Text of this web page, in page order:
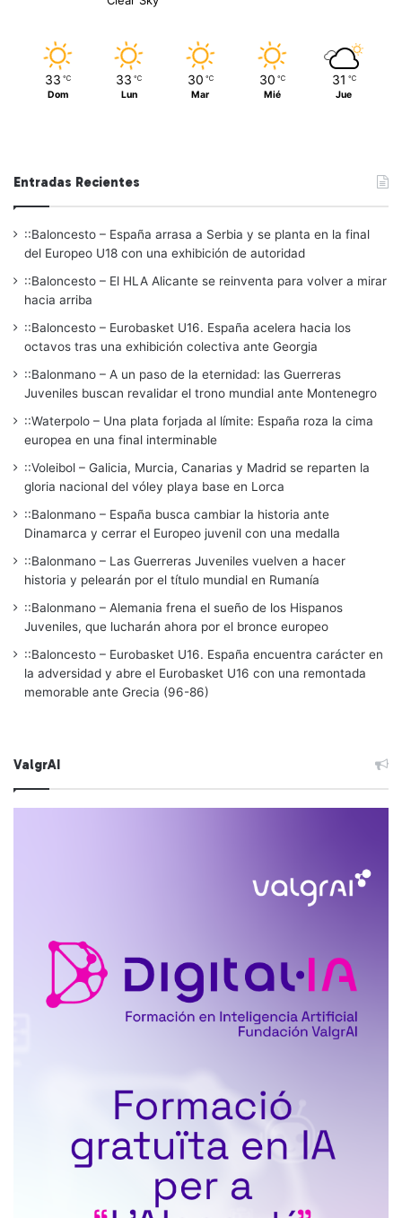
33 ℃
Dom
33 ℃
Lun
30 ℃
Mar
30 ℃
Mié
31 ℃
Jue
Entradas Recientes
::Baloncesto – España arrasa a Serbia y se planta en la final
del Europeo U18 con una exhibición de autoridad
::Baloncesto – El HLA Alicante se reinventa para volver a mirar
hacia arriba
::Baloncesto – Eurobasket U16. España acelera hacia los
octavos tras una exhibición colectiva ante Georgia
::Balonmano – A un paso de la eternidad: las Guerreras
Juveniles buscan revalidar el trono mundial ante Montenegro
::Waterpolo – Una plata forjada al límite: España roza la cima
europea en una final interminable
::Voleibol – Galicia, Murcia, Canarias y Madrid se reparten la
gloria nacional del vóley playa base en Lorca
::Balonmano – España busca cambiar la historia ante
Dinamarca y cerrar el Europeo juvenil con una medalla
::Balonmano – Las Guerreras Juveniles vuelven a hacer
historia y pelearán por el título mundial en Rumanía
::Balonmano – Alemania frena el sueño de los Hispanos
Juveniles, que lucharán ahora por el bronce europeo
::Baloncesto – Eurobasket U16. España encuentra carácter en
la adversidad y abre el Eurobasket U16 con una remontada
memorable ante Grecia (96-86)
ValgrAI